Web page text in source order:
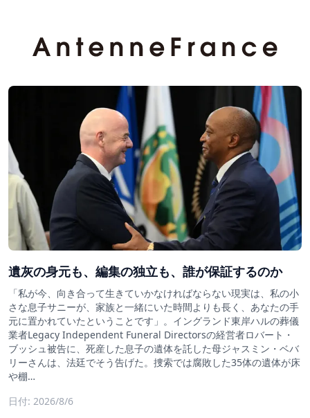
遺灰の身元も、編集の独立も、誰が保証するのか
「私が今、向き合って生きていかなければならない現実は、私の小
さな息子サニーが、家族と一緒にいた時間よりも長く、あなたの手
元に置かれていたということです」。イングランド東岸ハルの葬儀
業者Legacy Independent Funeral Directorsの経営者ロバート・
ブッシュ被告に、死産した息子の遺体を託した母ジャスミン・ベバ
リーさんは、法廷でそう告げた。捜索では腐敗した35体の遺体が床
や棚…
日付: 2026/8/6